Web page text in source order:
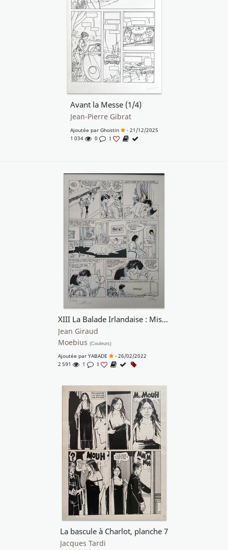
Avant la Messe (1/4)
Jean-Pierre Gibrat
Ajoutée par Ghostin
- 21/12/2025
1 034
0 1
XIII La Balade Irlandaise : Mise en couleur originale
Jean Giraud
Moebius (Couleurs)
Ajoutée par YABADE
- 26/02/2022
2 591
1 1
La bascule à Charlot, planche 7
Jacques Tardi